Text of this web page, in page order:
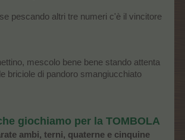
pescando altri tre numeri c'è il vincitore
mescolo bene bene stando attenta
briciole di pandoro smangiucchiato
giochiamo per la TOMBOLA
ambi, terni, quaterne e cinquine